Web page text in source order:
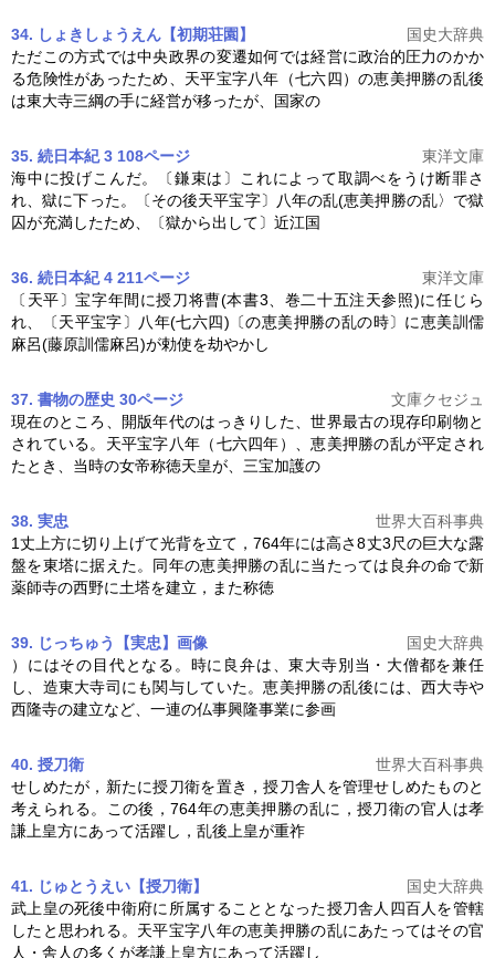
34. しょきしょうえん【初期荘園】
国史大辞典
ただこの方式では中央政界の変遷如何では経営に政治的圧力のかか
る危険性があったため、天平宝字八年（七六四）の恵美押勝の乱後
は東大寺三綱の手に経営が移ったが、国家の
35. 続日本紀 3 108ページ
東洋文庫
海中に投げこんだ。〔鎌束は〕これによって取調べをうけ断罪さ
れ、獄に下った。〔その後天平宝字〕八年の乱(恵美押勝の乱〉で獄
囚が充満したため、〔獄から出して〕近江国
36. 続日本紀 4 211ページ
東洋文庫
〔天平〕宝字年間に授刀将曹(本書3、巻二十五注天参照)に任じら
れ、〔天平宝字〕八年(七六四)〔の恵美押勝の乱の時〕に恵美訓儒
麻呂(藤原訓儒麻呂)が勅使を劫やかし
37. 書物の歴史 30ページ
文庫クセジュ
現在のところ、開版年代のはっきりした、世界最古の現存印刷物と
されている。天平宝字八年（七六四年）、恵美押勝の乱が平定され
たとき、当時の女帝称徳天皇が、三宝加護の
38. 実忠
世界大百科事典
1丈上方に切り上げて光背を立て，764年には高さ8丈3尺の巨大な露
盤を東塔に据えた。同年の恵美押勝の乱に当たっては良弁の命で新
薬師寺の西野に土塔を建立，また称徳
39. じっちゅう【実忠】 画像
国史大辞典
）にはその目代となる。時に良弁は、東大寺別当・大僧都を兼任
し、造東大寺司にも関与していた。恵美押勝の乱後には、西大寺や
西隆寺の建立など、一連の仏事興隆事業に参画
40. 授刀衛
世界大百科事典
せしめたが，新たに授刀衛を置き，授刀舎人を管理せしめたものと
考えられる。この後，764年の恵美押勝の乱に，授刀衛の官人は孝
謙上皇方にあって活躍し，乱後上皇が重祚
41. じゅとうえい【授刀衛】
国史大辞典
武上皇の死後中衛府に所属することとなった授刀舎人四百人を管轄
したと思われる。天平宝字八年の恵美押勝の乱にあたってはその官
人・舎人の多くが孝謙上皇方にあって活躍し